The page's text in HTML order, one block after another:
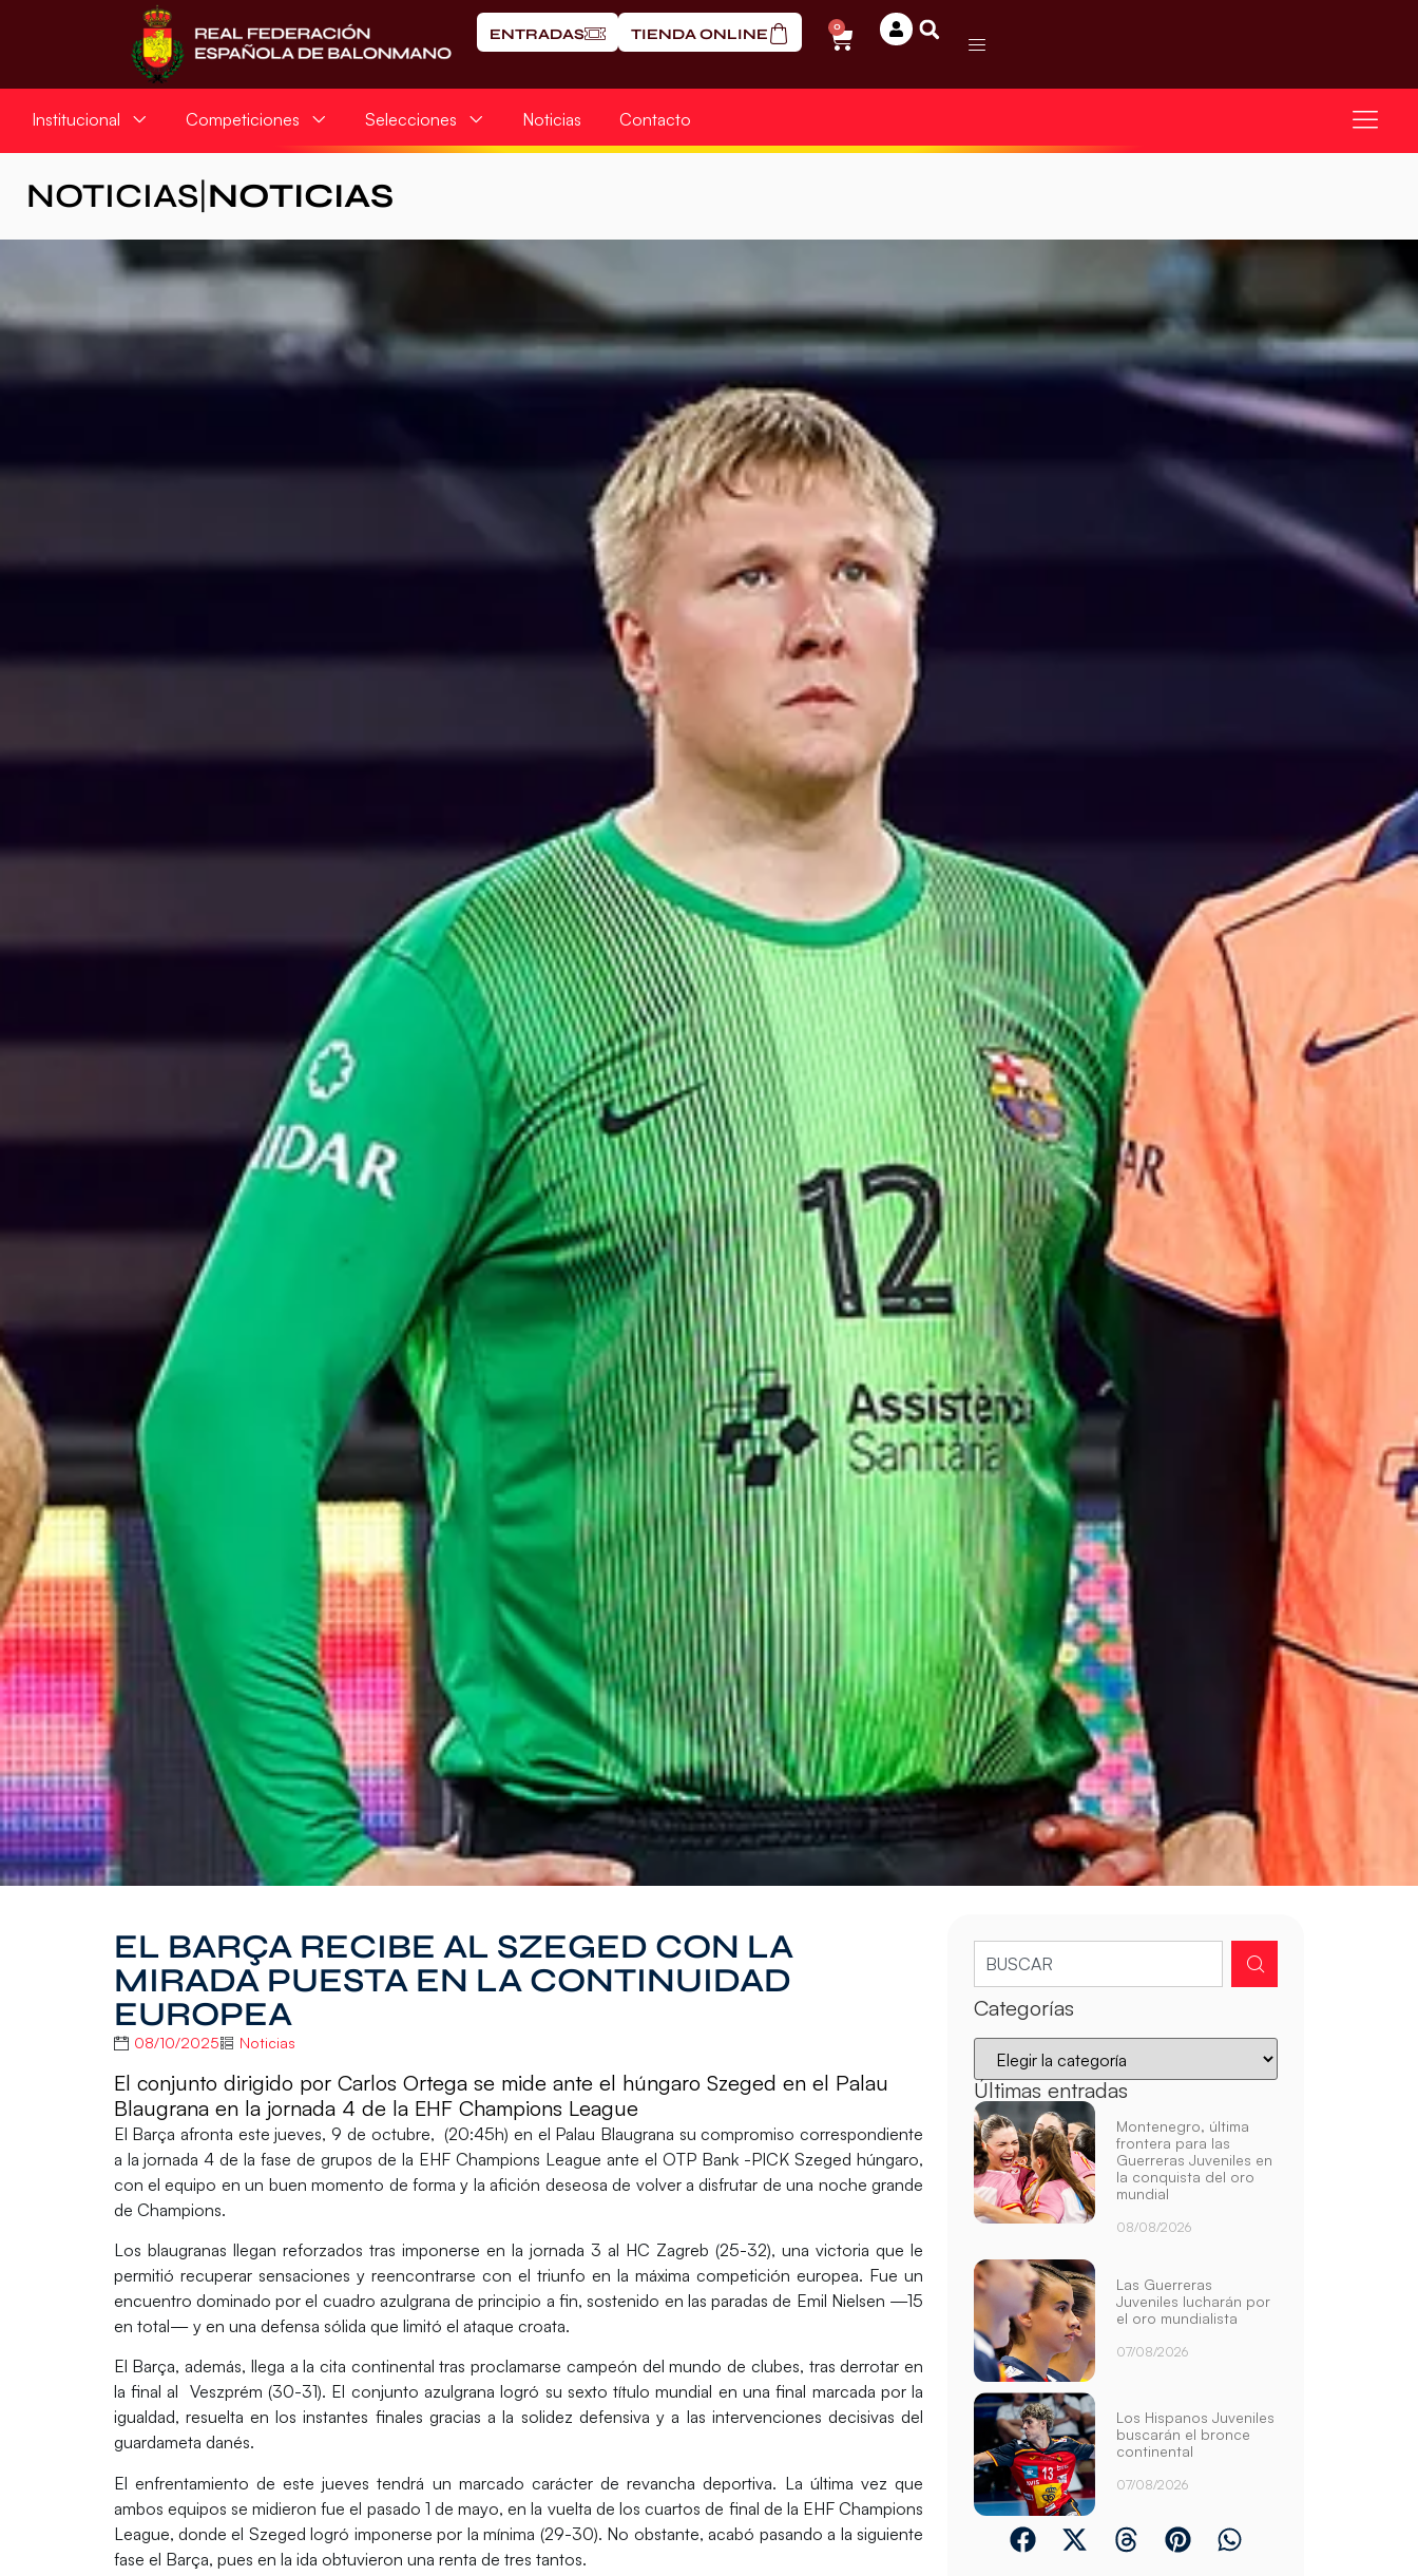
ENTRADAS TIENDA ONLINE 0
Institucional Competiciones Selecciones Noticias Contacto
NOTICIAS NOTICIAS
EL BARÇA RECIBE AL SZEGED CON LA
MIRADA PUESTA EN LA CONTINUIDAD
EUROPEA
08/10/2025 Noticias
El conjunto dirigido por Carlos Ortega se mide ante el húngaro Szeged en el Palau
Blaugrana en la jornada 4 de la EHF Champions League
El Barça afronta este jueves,9 de octubre, (20:45h) en el Palau Blaugrana su compromiso correspondiente
a lajornada 4 de la fase de grupos de la EHF Champions League ante elOTP Bank -PICK Szeged húngaro,
con el equipo en un buen momento de forma y la afición deseosa de volver a disfrutar de una noche grande
de Champions.
Los blaugranas llegan reforzados tras imponerse en la jornada 3 al HC Zagreb (25-32), una victoria que le
permitió recuperar sensaciones y reencontrarse con el triunfo en la máxima competición europea. Fue un
encuentro dominado por el cuadro azulgrana de principio a fin, sostenido en las paradas de Emil Nielsen —15
en total— y en una defensa sólida que limitó el ataque croata.
El Barça, además, llega a la cita continental tras proclamarse campeón del mundo de clubes, tras derrotar en
la final al Veszprém (30-31). El conjunto azulgrana logró su sexto título mundial en una final marcada por la
igualdad, resuelta en los instantes finales gracias a la solidez defensiva y a las intervenciones decisivas del
guardameta danés.
El enfrentamiento de este jueves tendrá un marcado carácter de revancha deportiva. La última vez que
ambos equipos se midieron fue el pasado 1 de mayo, en la vuelta de los cuartos de final de la EHF Champions
League, donde el Szeged logró imponerse por la mínima (29-30). No obstante, acabó pasando a la siguiente
fase el Barça, pues en la ida obtuvieron una renta de tres tantos.
Categorías
Últimas entradas
Montenegro, última
frontera para las
Guerreras Juveniles en
la conquista del oro
mundial
08/08/2026
Las Guerreras
Juveniles lucharán por
el oro mundialista
07/08/2026
Los Hispanos Juveniles
buscarán el bronce
continental
07/08/2026